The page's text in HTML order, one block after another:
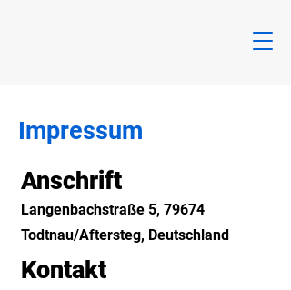
Impressum
Anschrift
Langenbachstraße 5, 79674
Todtnau/Aftersteg, Deutschland
Kontakt